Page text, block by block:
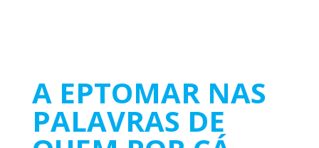
A EPTOMAR NAS
PALAVRAS DE